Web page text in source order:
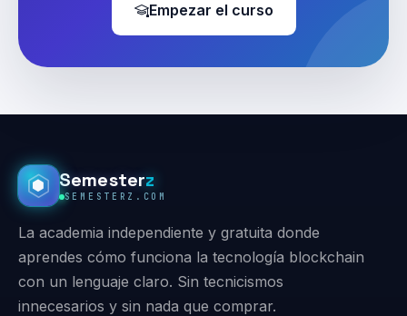
Empezar el curso
Semesterz
SEMESTERZ.COM
La academia independiente y gratuita donde
aprendes cómo funciona la tecnología blockchain
con un lenguaje claro. Sin tecnicismos
innecesarios y sin nada que comprar.